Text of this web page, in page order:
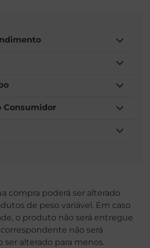
Consumidor
compra poderá ser alterado
de peso variável. Em caso
o produto não será entregue
correspondente não será
ser alterado para menos.